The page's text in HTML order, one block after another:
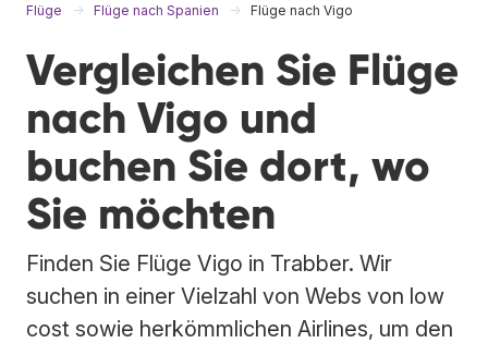
Flüge Flüge nach Spanien Flüge nach Vigo
Vergleichen Sie Flüge
nach Vigo und
buchen Sie dort, wo
Sie möchten
Finden Sie Flüge Vigo in Trabber. Wir
suchen in einer Vielzahl von Webs von low
cost sowie herkömmlichen Airlines, um den